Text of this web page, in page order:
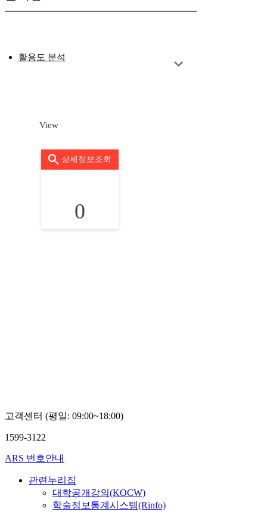
활용도 분석
View
상세정보조회
0
고객센터 (평일: 09:00~18:00)
1599-3122
ARS 번호안내
관련누리집
대학공개강의(KOCW)
학술정보통계시스템(Rinfo)